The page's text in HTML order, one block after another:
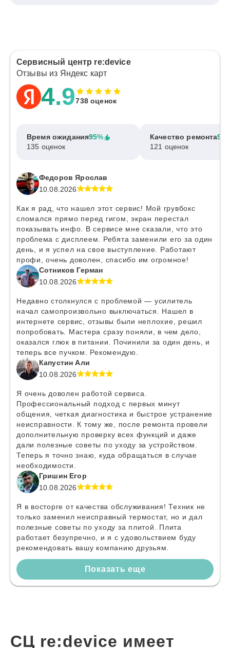
Сервисный центр re:device
Отзывы из Яндекс карт
4.9738 оценок
Время ожидания95%
135 оценок
Качество ремонта
121 оценок
Федоров Ярослав
10.08.2026
Как я рад, что нашел этот сервис! Мой грувбокс
сломался прямо перед гигом, экран перестал
показывать инфо. В сервисе мне сказали, что это
проблема с дисплеем. Ребята заменили его за один
день, и я успел на свое выступление. Работают
профи, очень доволен, спасибо им огромное!
Сотников Герман
10.08.2026
Недавно столкнулся с проблемой — усилитель
начал самопроизвольно выключаться. Нашел в
интернете сервис, отзывы были неплохие, решил
попробовать. Мастера сразу поняли, в чем дело,
оказался глюк в питании. Починили за один день, и
теперь все пучком. Рекомендую.
Капустин Али
10.08.2026
Я очень доволен работой сервиса.
Профессиональный подход с первых минут
общения, четкая диагностика и быстрое устранение
неисправности. К тому же, после ремонта провели
дополнительную проверку всех функций и даже
дали полезные советы по уходу за устройством.
Теперь я точно знаю, куда обращаться в случае
необходимости.
Гришин Егор
10.08.2026
Я в восторге от качества обслуживания! Техник не
только заменил неисправный термостат, но и дал
полезные советы по уходу за плитой. Плита
работает безупречно, и я с удовольствием буду
рекомендовать вашу компанию друзьям.
Показать еще
СЦ re:device имеет